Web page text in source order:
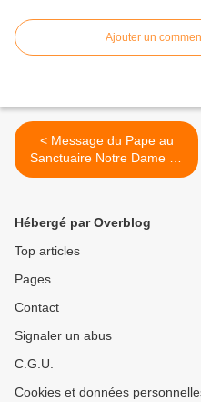
Ajouter un
< Message du Pape au
Sanctuaire Notre Dame de
la Charité d'El Cobre
Hébergé par Overblog
Top articles
Pages
Contact
Signaler un abus
C.G.U.
Cookies et données